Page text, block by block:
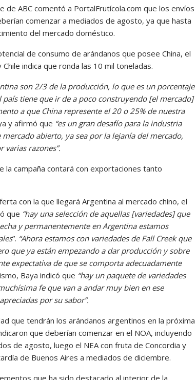
de ABC comentó a PortalFrutícola.com que los envíos
comenzar a mediados de agosto, ya que hasta
del mercado doméstico.
de consumo de arándanos que posee China, el
indica que ronda las 10 mil toneladas.
son 2/3 de la producción, lo que es un porcentaje
tiene que ir de a poco construyendo [el mercado]
a que China represente el 20 o 25% de nuestra
y afirmó que “es un gran desafío para la industria
abierto, ya sea por la lejanía del mercado,
varias razones”.
la campaña contará con exportaciones tanto
con la que llegará Argentina al mercado chino, el
que “hay una selección de aquellas [variedades] que
y permanentemente en Argentina estamos
”. “Ahora estamos con variedades de Fall Creek que
que ya están empezando a dar producción y sobre
expectativa de que se comporta adecuadamente
Baya indicó que “hay un paquete de variedades
fe que van a andar muy bien en ese
por su sabor”.
que tendrán los arándanos argentinos en la próxima
que deberían comenzar en el NOA, incluyendo
de agosto, luego el NEA con fruta de Concordia y
de Buenos Aires a mediados de diciembre.
que ha sido destacado al interior de la